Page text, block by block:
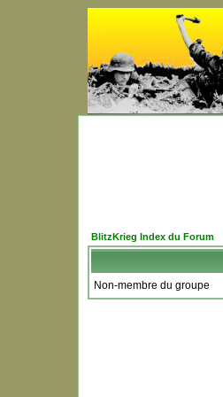
BlitzKrieg Index du Forum
Non-membre du groupe